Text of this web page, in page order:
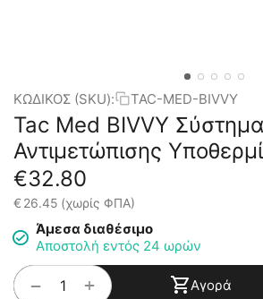
ΚΩΔΙΚΟΣ (SKU): TAC-MED-BIVVY
Tac Med BIVVY Σύστημα
Αντιμετώπισης
€32.80
€26.45 (χωρίς ΦΠΑ)
Άμεσα διαθέσιμο
Αποστολή εντός 24 ωρών
+
− Αγορά